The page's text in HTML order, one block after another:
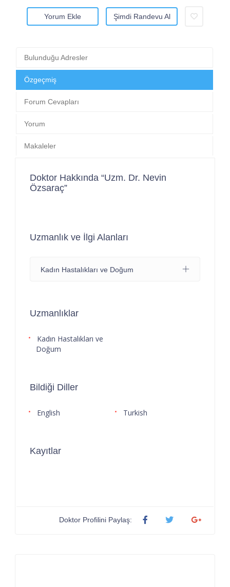
Yorum Ekle Şimdi Randevu Al
Bulunduğu Adresler
Özgeçmiş
Forum Cevapları
Yorum
Makaleler
Doktor Hakkında “Uzm. Dr. Nevin
Özsaraç”
Uzmanlık ve İlgi Alanları
Kadın Hastalıkları ve Doğum
Uzmanlıklar
Kadın Hastalıkları ve
Doğum
Bildiği Diller
English Turkish
Kayıtlar
Doktor Profilini Paylaş: